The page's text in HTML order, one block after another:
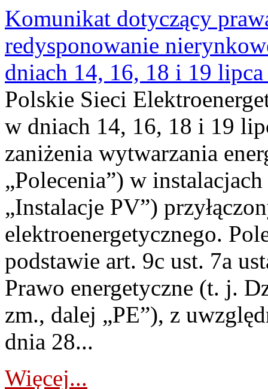
Komunikat dotyczący
redysponowanie
dniach 14, 16, 18 i 19
Polskie Sieci
w dniach 14, 16, 18 i 19
zaniżenia wytwarzania
„Polecenia”) w
„Instalacje PV”)
elektroenergetycznego.
podstawie art. 9c ust. 7a
Prawo energetyczne (t. j.
zm., dalej „PE”), z
dnia 28...
Więcej...